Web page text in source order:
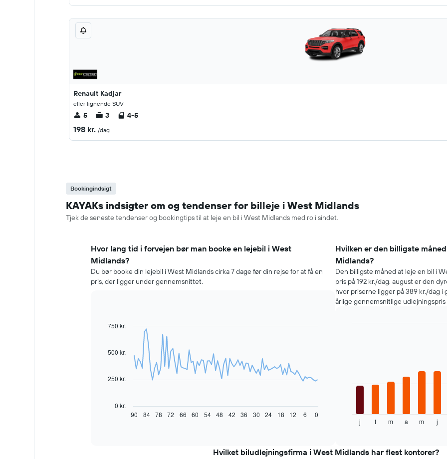
Renault Kadjar
eller lignende SUV
5 3 4-5
198 kr. /dag
Bookingindsigt
KAYAKs indsigter om og tendenser for billeje i West Midlands
Tjek de seneste tendenser og bookingtips til at leje en bil i West Midlands med ro i sindet.
Hvor lang tid i forvejen bør man booke en lejebil i West
Midlands?
Du bør booke din lejebil i West Midlands cirka 7 dage før din rejse for at få en
pris, der ligger under gennemsnittet.
Line
91
data
viser,
hvordan
Chart
0 kr.
250 kr.
500 kr.
750 kr.
90 60 30 0
84 78 72 66 54 48 42 36 24 18 12 6
Hvilken er den billigste
Midlands?
Den billigste måned at leje en bil i
pris på 192 kr./dag. august er den
hvor priserne ligger på 389 kr./dag
årlige gennemsnitlige
Følgende
den
gennemsnitlige
en
j f m a m j
Hvilket biludlejningsfirma i West Midlands har flest kontorer?